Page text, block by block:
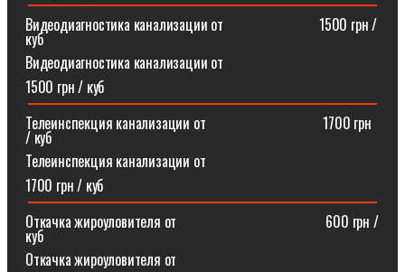
Видеодиагностика канализации от⠀⠀⠀⠀⠀⠀⠀⠀⠀1500 грн /
куб
Видеодиагностика канализации от
1500 грн / куб
Телеинспекция канализации от⠀⠀⠀⠀⠀⠀⠀⠀⠀⠀⠀1700 грн
/ куб
Телеинспекция канализации от
1700 грн / куб
Откачка жироуловителя от⠀⠀⠀⠀⠀⠀⠀⠀⠀⠀⠀⠀⠀⠀600 грн /
куб
Откачка жироуловителя от